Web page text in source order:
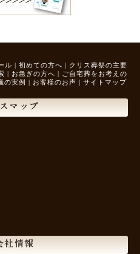
ル | 初めての方へ | クリス葬祭の主要
| お急ぎの方へ | ご自宅葬をお考えの
の実例 | お客様のお声 | サイトマップ
マップ
社情報